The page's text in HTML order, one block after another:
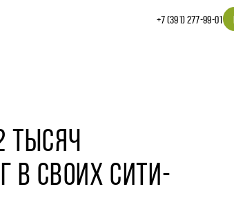
+7 (391) 277‒99‒01
ТЫСЯЧ
В СВОИХ СИТИ-